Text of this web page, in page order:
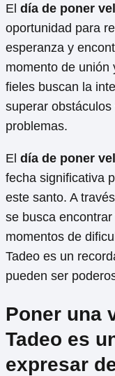
El día de poner
oportunidad para
esperanza y
momento de unión
fieles buscan la
superar
problemas.
El día de poner
fecha significativa
este santo. A
se busca
momentos de
Tadeo es un
pueden ser
Poner una
Tadeo es
expresar